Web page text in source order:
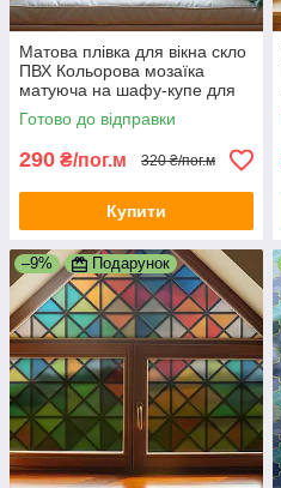
Матова плівка для вікна скло
ПВХ Кольорова мозаїка
матуюча на шафу-купе для
дзеркала 1 пог.м 1000х1000
мм
Готово до відправки
290 ₴/пог.м 320 ₴/пог.м
Купити
–9% Подарунок